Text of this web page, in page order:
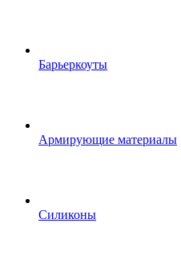
Барьеркоуты
Армирующие материалы
Силиконы